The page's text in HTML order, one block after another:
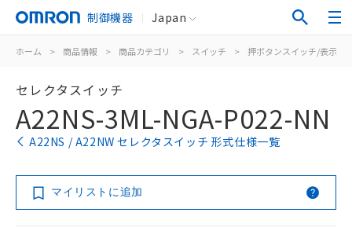
制御機器 Japan
ホーム > 商品情報 > 商品カテゴリ > スイッチ > 押ボタンスイッチ/表示灯
セレクタスイッチ
A22NS-3ML-NGA-P022-NN
A22NS / A22NW セレクタスイッチ 形式仕様一覧
マイリストに追加